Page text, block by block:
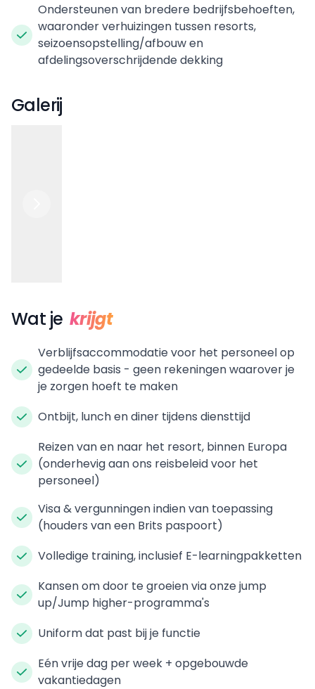
Ondersteunen van bredere bedrijfsbehoeften,
waaronder verhuizingen tussen resorts,
seizoensopstelling/afbouw en
afdelingsoverschrijdende dekking
Galerij
Wat je krijgt
Verblijfsaccommodatie voor het personeel op
gedeelde basis - geen rekeningen waarover je
je zorgen hoeft te maken
Ontbijt, lunch en diner tijdens diensttijd
Reizen van en naar het resort, binnen Europa
(onderhevig aan ons reisbeleid voor het
personeel)
Visa & vergunningen indien van toepassing
(houders van een Brits paspoort)
Volledige training, inclusief E-learningpakketten
Kansen om door te groeien via onze jump
up/Jump higher-programma's
Uniform dat past bij je functie
Eén vrije dag per week + opgebouwde
vakantiedagen